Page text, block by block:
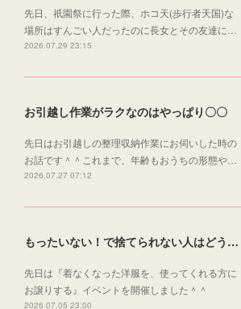
先日、祇園祭に行った際、ホコ天(歩行者天国)な
場所はすんごい人だったのに長女とその友達に…
2026.07.29 23:15
お引越し作業がラクなのはやっぱり〇〇
先日はお引越しの整理収納作業にお伺いした時の
お話です＾＾これまで、年齢もおうちの形態や…
2026.07.27 07:12
もったいない！で捨てられない人はどうしてる？今年も着ない服を循環しております～♪
先日は『着なくなった洋服を、使ってくれる方に
お譲りする』イベントを開催しました＾＾
2026.07.05 23:00